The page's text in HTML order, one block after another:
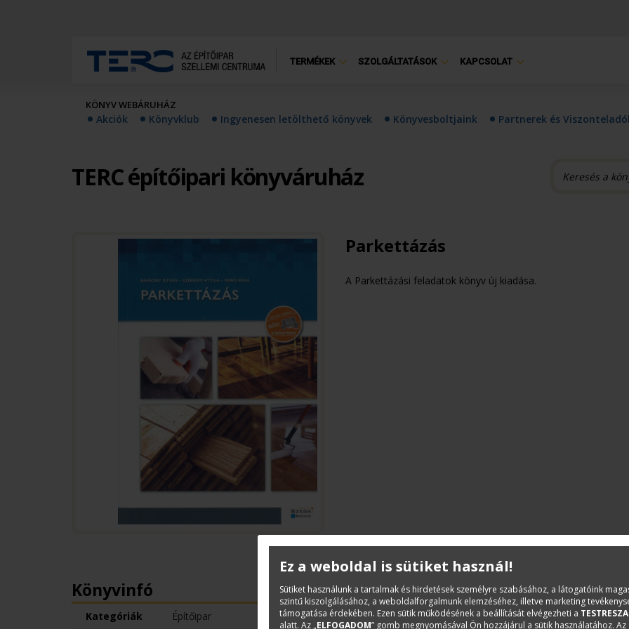
TERMÉKEK SZOLGÁLTATÁSOK KAPCSOLAT
KÖNYV WEBÁRUHÁZ
Akciók Könyvklub Ingyenesen letölthető könyvek Könyvesboltjaink Partnerek és
TERC építőipari könyváruház
Parkettázás
A Parkettázási feladatok könyv új kiadása.
Leírás
A teljes egészében megújult könyv részletesen
Könyvinfó
Kategóriák
Építőipar
Ez a weboldal is sütiket használ!
Sütiket használunk a tartalmak és hirdetések személyre szabásához, a látogatóink
szintű kiszolgálásához, a weboldalforgalmunk elemzéséhez, illetve marketing
támogatása érdekében. Ezen sütik működésének a beállítását elvégezheti a
alatt. Az „ELFOGADOM” gomb megnyomásával Ön hozzájárul a sütik használatához. Az